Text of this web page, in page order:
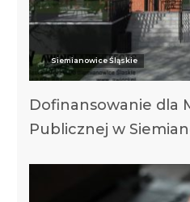
Siemianowice Śląskie
Dofinansowanie dla
Publicznej w